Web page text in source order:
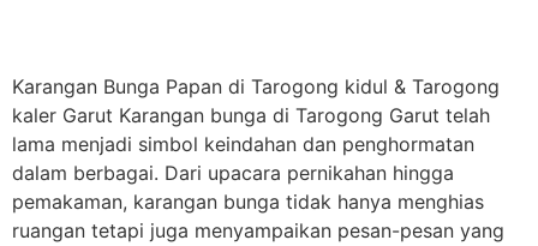
Karangan Bunga Papan di Tarogong kidul & Tarogong
kaler Garut Karangan bunga di Tarogong Garut telah
lama menjadi simbol keindahan dan penghormatan
dalam berbagai. Dari upacara pernikahan hingga
pemakaman, karangan bunga tidak hanya menghias
ruangan tetapi juga menyampaikan pesan-pesan yang